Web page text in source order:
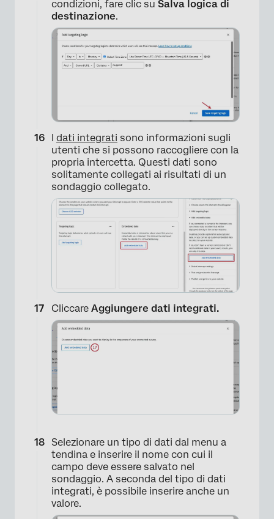
×
condizioni, fare clic su Salva logica di
destinazione.
I dati integrati sono informazioni sugli
utenti che si possono raccogliere con la
propria intercetta. Questi dati sono
solitamente collegati ai risultati di un
sondaggio collegato.
Cliccare Aggiungere dati integrati.
Selezionare un tipo di dati dal menu a
tendina e inserire il nome con cui il
campo deve essere salvato nel
sondaggio. A seconda del tipo di dati
integrati, è possibile inserire anche un
valore.